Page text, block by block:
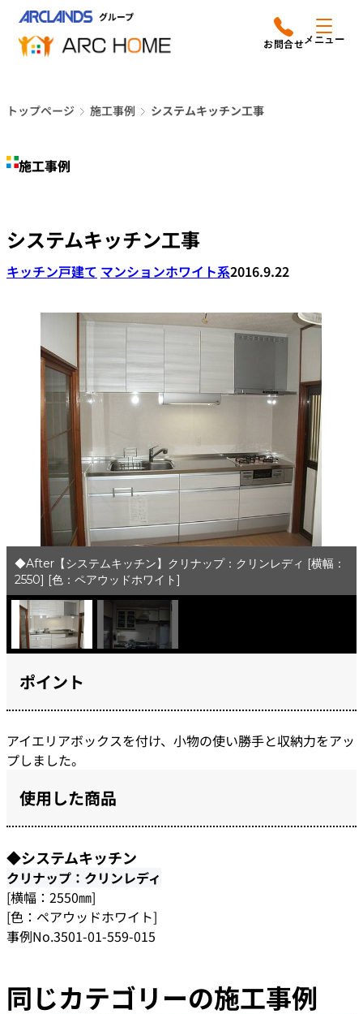
ッ
アークホームについて
施工事例
店舗案内
オーナー向け会員サービス
よくあるご質問
採用情報はこちら
メニュー
営業時間は
平日9時から18時までと
電話をかける
トップページ 施工事例 システムキッチン工事
施工事例
システムキッチン工事
キッチン戸建て マンションホワイト系2016.9.22
◆After【システムキッチン】クリナップ：クリンレディ [横幅：
2550] [色：ペアウッドホワイト]
ポイント
アイエリアボックスを付け、小物の使い勝手と収納力をアッ
プしました。
使用した商品
◆システムキッチン
クリナップ：クリンレディ
[横幅：2550㎜]
[色：ペアウッドホワイト]
事例No.3501-01-559-015
同じカテゴリーの施工事例